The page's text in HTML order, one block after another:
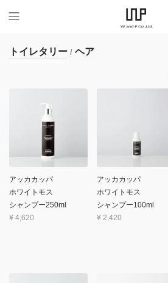
トイレタリー / ヘア
アッカカッパ
ホワイトモス
シャンプー250ml
¥ 4,620
アッカカッパ
ホワイトモス
シャンプー100ml
¥ 2,420